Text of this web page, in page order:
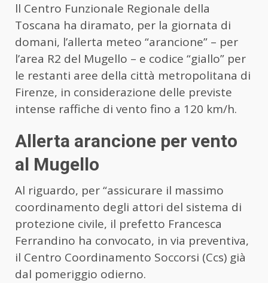
ll Centro Funzionale Regionale della
Toscana ha diramato, per la giornata di
domani, l’allerta meteo “arancione” – per
l’area R2 del Mugello – e codice “giallo” per
le restanti aree della città metropolitana di
Firenze, in considerazione delle previste
intense raffiche di vento fino a 120 km/h.
Allerta arancione per vento
al Mugello
Al riguardo, per “assicurare il massimo
coordinamento degli attori del sistema di
protezione civile, il prefetto Francesca
Ferrandino ha convocato, in via preventiva,
il Centro Coordinamento Soccorsi (Ccs) già
dal pomeriggio odierno.